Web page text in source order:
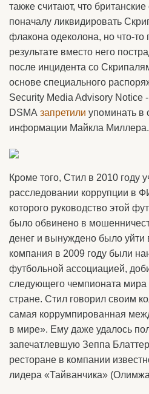
также считают, что
поначалу ликвидировать
флакона одеколона, но что-то
результате вместо него
после инцидента со
основе специального
Security Media Advisory Notice -
DSMA запретили упоминать в
информации Майкла Миллера.
Кроме того, Стил в 2010 году
расследовании коррупции в
которого руководство этой
было обвинено в
денег и вынуждено было уйти
компания в 2009 году были
футбольной ассоциацией,
следующего чемпионата мира
стране. Стил говорил своим
самая коррумпированная
в мире». Ему даже удалось
запечатлевшую Зеппа
ресторане в компании
лидера «Тайванчика»